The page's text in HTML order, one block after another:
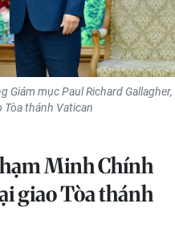
Giám mục Paul Richard Gallagher,
thánh Vatican
Minh Chính
giao Tòa thánh